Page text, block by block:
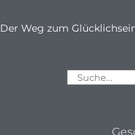
Der Weg zum